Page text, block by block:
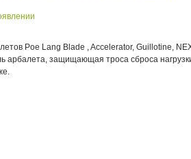
Poe Lang Blade , Accelerator, Guillotine,
арбалета, защищающая троса сброса